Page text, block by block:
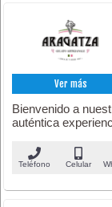
Ver más
Bienvenido a
auténtica
Teléfono Celular